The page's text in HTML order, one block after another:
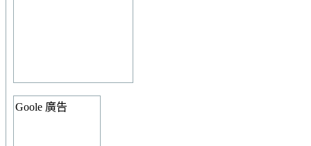
Goole 廣告